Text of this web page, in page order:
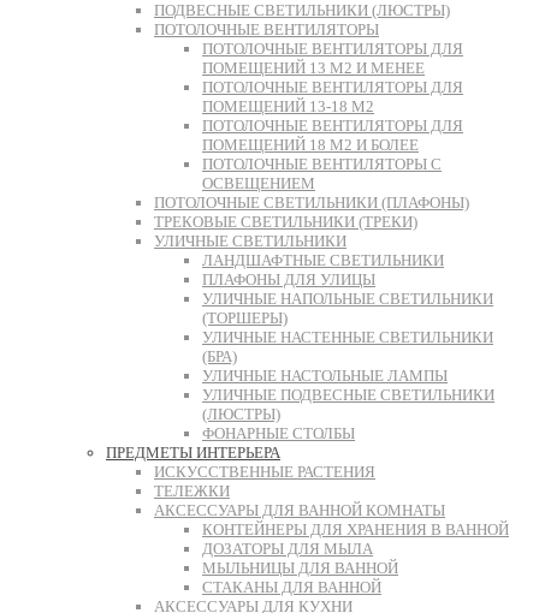
ПОДВЕСНЫЕ СВЕТИЛЬНИКИ (ЛЮСТРЫ)
ПОТОЛОЧНЫЕ ВЕНТИЛЯТОРЫ
ПОТОЛОЧНЫЕ ВЕНТИЛЯТОРЫ ДЛЯ
ПОМЕЩЕНИЙ 13 М2 И МЕНЕЕ
ПОТОЛОЧНЫЕ ВЕНТИЛЯТОРЫ ДЛЯ
ПОМЕЩЕНИЙ 13-18 М2
ПОТОЛОЧНЫЕ ВЕНТИЛЯТОРЫ ДЛЯ
ПОМЕЩЕНИЙ 18 М2 И БОЛЕЕ
ПОТОЛОЧНЫЕ ВЕНТИЛЯТОРЫ С
ОСВЕЩЕНИЕМ
ПОТОЛОЧНЫЕ СВЕТИЛЬНИКИ (ПЛАФОНЫ)
ТРЕКОВЫЕ СВЕТИЛЬНИКИ (ТРЕКИ)
УЛИЧНЫЕ СВЕТИЛЬНИКИ
ЛАНДШАФТНЫЕ СВЕТИЛЬНИКИ
ПЛАФОНЫ ДЛЯ УЛИЦЫ
УЛИЧНЫЕ НАПОЛЬНЫЕ СВЕТИЛЬНИКИ
(ТОРШЕРЫ)
УЛИЧНЫЕ НАСТЕННЫЕ СВЕТИЛЬНИКИ
(БРА)
УЛИЧНЫЕ НАСТОЛЬНЫЕ ЛАМПЫ
УЛИЧНЫЕ ПОДВЕСНЫЕ СВЕТИЛЬНИКИ
(ЛЮСТРЫ)
ФОНАРНЫЕ СТОЛБЫ
ПРЕДМЕТЫ ИНТЕРЬЕРА
ИСКУССТВЕННЫЕ РАСТЕНИЯ
ТЕЛЕЖКИ
АКСЕССУАРЫ ДЛЯ ВАННОЙ КОМНАТЫ
КОНТЕЙНЕРЫ ДЛЯ ХРАНЕНИЯ В ВАННОЙ
ДОЗАТОРЫ ДЛЯ МЫЛА
МЫЛЬНИЦЫ ДЛЯ ВАННОЙ
СТАКАНЫ ДЛЯ ВАННОЙ
АКСЕССУАРЫ ДЛЯ КУХНИ